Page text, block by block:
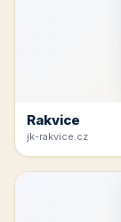
Rakvice
jk-rakvice.cz